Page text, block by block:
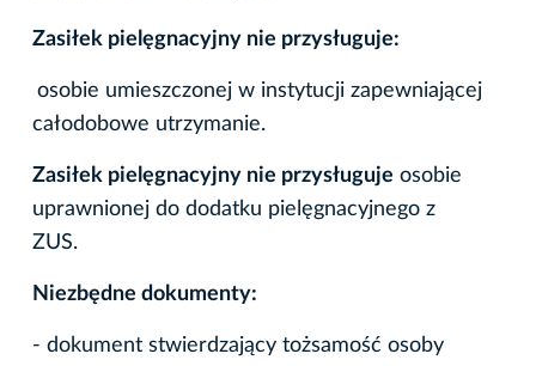
Zasiłek pielęgnacyjny nie przysługuje:
osobie umieszczonej w instytucji zapewniającej
całodobowe utrzymanie.
Zasiłek pielęgnacyjny nie przysługuje osobie
uprawnionej do dodatku pielęgnacyjnego z
ZUS.
Niezbędne dokumenty:
- dokument stwierdzający tożsamość osoby